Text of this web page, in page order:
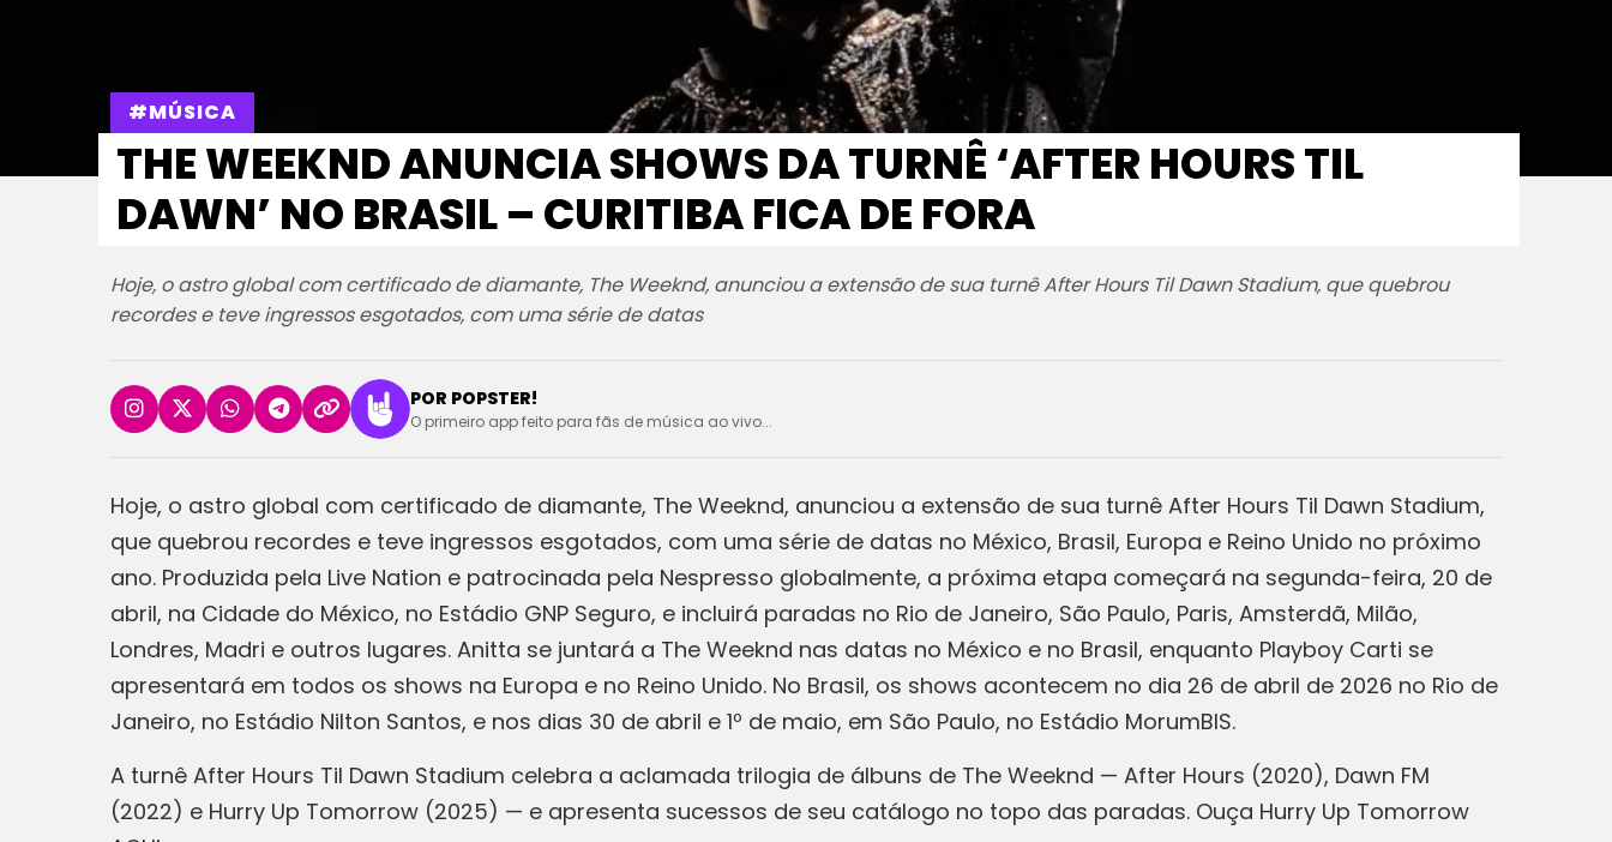
#MÚSICA
THE WEEKND ANUNCIA SHOWS DA TURNÊ ‘AFTER HOURS TIL
DAWN’ NO BRASIL – CURITIBA FICA DE FORA
Hoje, o astro global com certificado de diamante, The Weeknd, anunciou a extensão de sua turnê After Hours Til Dawn Stadium, que quebrou
recordes e teve ingressos esgotados, com uma série de datas
POR POPSTER!
O primeiro app feito para fãs de música ao vivo...
Hoje, o astro global com certificado de diamante, The Weeknd, anunciou a extensão de sua turnê After Hours Til Dawn Stadium,
que quebrou recordes e teve ingressos esgotados, com uma série de datas no México, Brasil, Europa e Reino Unido no próximo
ano. Produzida pela Live Nation e patrocinada pela Nespresso globalmente, a próxima etapa começará na segunda-feira, 20 de
abril, na Cidade do México, no Estádio GNP Seguro, e incluirá paradas no Rio de Janeiro, São Paulo, Paris, Amsterdã, Milão,
Londres, Madri e outros lugares. Anitta se juntará a The Weeknd nas datas no México e no Brasil, enquanto Playboy Carti se
apresentará em todos os shows na Europa e no Reino Unido. No Brasil, os shows acontecem no dia 26 de abril de 2026 no Rio de
Janeiro, no Estádio Nilton Santos, e nos dias 30 de abril e 1º de maio, em São Paulo, no Estádio MorumBIS.
A turnê After Hours Til Dawn Stadium celebra a aclamada trilogia de álbuns de The Weeknd — After Hours (2020), Dawn FM
(2022) e Hurry Up Tomorrow (2025) — e apresenta sucessos de seu catálogo no topo das paradas. Ouça Hurry Up Tomorrow